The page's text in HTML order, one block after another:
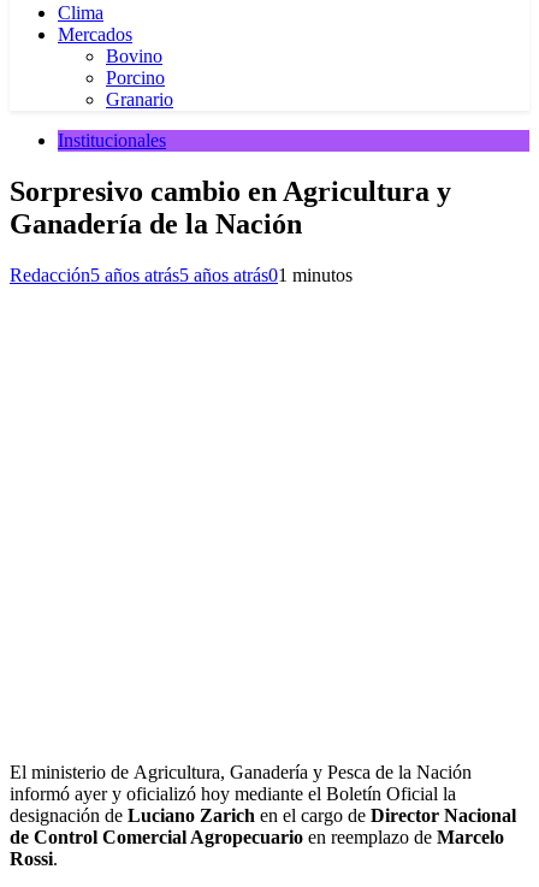
Clima
Mercados
Bovino
Porcino
Granario
Institucionales
Sorpresivo cambio en Agricultura y
Ganadería de la Nación
Redacción5 años atrás5 años atrás01 minutos
El ministerio de Agricultura, Ganadería y Pesca de la Nación
informó ayer y oficializó hoy mediante el Boletín Oficial la
designación de Luciano Zarich en el cargo de Director Nacional
de Control Comercial Agropecuario en reemplazo de Marcelo
Rossi.